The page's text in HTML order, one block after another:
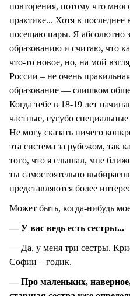
повторения, потому что
практике... Хотя в последнее
посещаю пары. Я абсолютно
образованию и считаю, что
что-то новое, но, на мой
России – не очень
образование — слишком
Когда тебе в 18-19 лет
частные, сугубо
Не могу сказать ничего
эта система за рубежом, так
того, что я слышал, мне
ты самостоятельно
представляются более
Может быть, когда-нибудь
— У вас ведь есть сестры...
— Да, у меня три сестры.
Софии – годик.
— Про маленьких,